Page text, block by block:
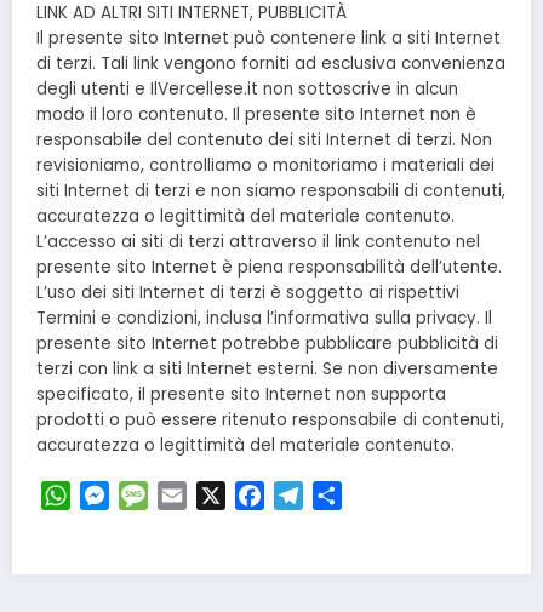
LINK AD ALTRI SITI INTERNET, PUBBLICITÀ
Il presente sito Internet può contenere link a siti Internet
di terzi. Tali link vengono forniti ad esclusiva convenienza
degli utenti e IlVercellese.it non sottoscrive in alcun
modo il loro contenuto. Il presente sito Internet non è
responsabile del contenuto dei siti Internet di terzi. Non
revisioniamo, controlliamo o monitoriamo i materiali dei
siti Internet di terzi e non siamo responsabili di contenuti,
accuratezza o legittimità del materiale contenuto.
L’accesso ai siti di terzi attraverso il link contenuto nel
presente sito Internet è piena responsabilità dell’utente.
L’uso dei siti Internet di terzi è soggetto ai rispettivi
Termini e condizioni, inclusa l’informativa sulla privacy. Il
presente sito Internet potrebbe pubblicare pubblicità di
terzi con link a siti Internet esterni. Se non diversamente
specificato, il presente sito Internet non supporta
prodotti o può essere ritenuto responsabile di contenuti,
accuratezza o legittimità del materiale contenuto.
WhatsApp
Messenger
Message
Email FacebookTelegram